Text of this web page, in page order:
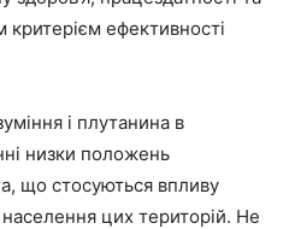
критерієм ефективності
і плутанина в
низки положень
що стосуються впливу
цих територій. Не